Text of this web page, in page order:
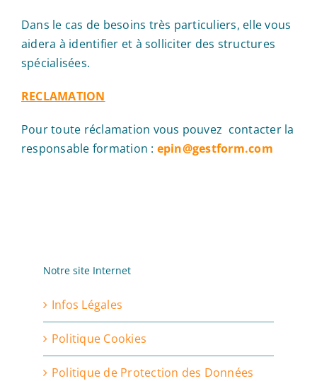
Dans le cas de besoins très particuliers, elle vous
aidera à identifier et à solliciter des structures
spécialisées.
RECLAMATION
Pour toute réclamation vous pouvez contacter la
responsable formation : epin@gestform.com
Notre site Internet
Infos Légales
Politique Cookies
Politique de Protection des Données